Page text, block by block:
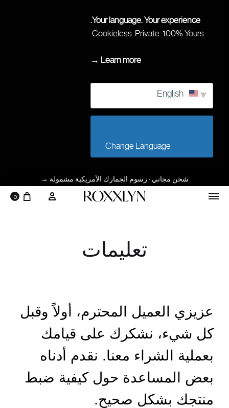
Your language. Your experience.
Cookieless. Private. 100% Yours.
Learn more →
شحن مجاني · رسوم الجمارك الأمريكية مشمولة →
0
تعليمات
عزيزي العميل المحترم، أولاً وقبل
كل شيء، نشكرك على قيامك
بعملية الشراء معنا. نقدم أدناه
بعض المساعدة حول كيفية ضبط
منتجك بشكل صحيح.